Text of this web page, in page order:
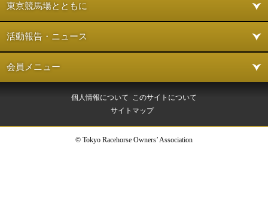
東京競馬場とともに
活動報告・ニュース
会員メニュー
個人情報について このサイトについて
サイトマップ
© Tokyo Racehorse Owners’ Association